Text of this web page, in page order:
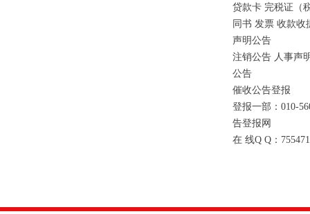
贷款卡 完税证（
同书 发票 收款
声明公告
注销公告 人事声
公告
催收公告登报
登报一部：010-
告登报网
在 线Q Q：